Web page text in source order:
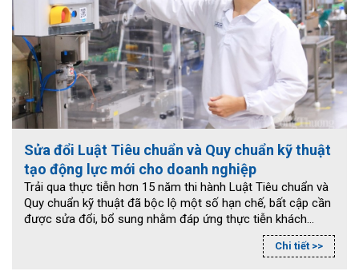
Sửa đổi Luật Tiêu chuẩn và Quy chuẩn kỹ thuật
tạo động lực mới cho doanh nghiệp
Trải qua thực tiễn hơn 15 năm thi hành Luật Tiêu chuẩn và
Quy chuẩn kỹ thuật đã bộc lộ một số hạn chế, bất cập cần
được sửa đổi, bổ sung nhằm đáp ứng thực tiễn khách
quan, nâng cao hiệu lực, hiệu quả quản lý nhà nước, bảo
đảm thi hành các cam kết về tiêu chuẩn, quy chuẩn kỹ
Chi tiết >>